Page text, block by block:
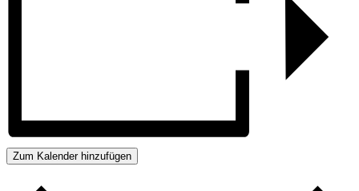
Zum Kalender hinzufügen